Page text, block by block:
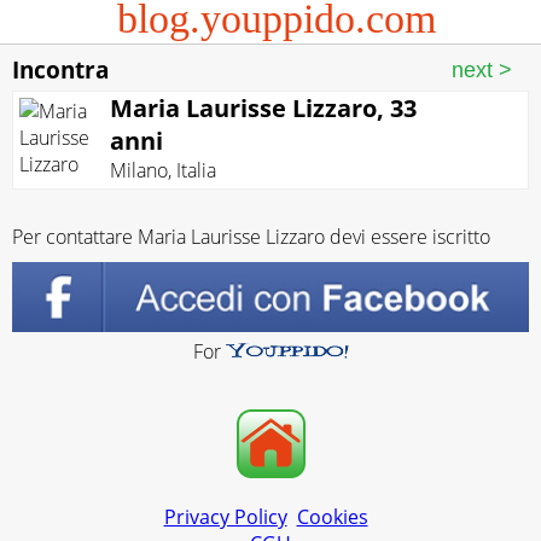
blog.youppido.com
Incontra
Maria Laurisse Lizzaro, 33
anni
Milano, Italia
Per contattare Maria Laurisse Lizzaro devi essere iscritto
For
Privacy Policy Cookies